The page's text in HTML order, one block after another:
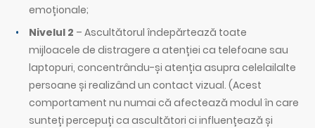
emoționale;
Nivelul 2 – Ascultătorul îndepărtează toate
mijloacele de distragere a atenției ca telefoane sau
laptopuri, concentrându-și atenția asupra celelailalte
persoane și realizând un contact vizual. (Acest
comportament nu numai că afectează modul în care
sunteți percepuți ca ascultători ci influențează și